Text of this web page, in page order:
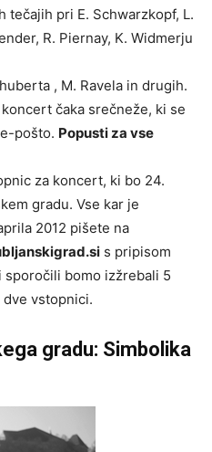
tečajih pri E. Schwarzkopf, L.
R. Piernay, K. Widmerju
, M. Ravela in drugih.
koncert čaka srečneže, ki se
pošto. Popusti za vse
za koncert, ki bo 24.
gradu. Vse kar je
2012 pišete na
s pripisom
bomo izžrebali 5
vstopnici.
gradu: Simbolika